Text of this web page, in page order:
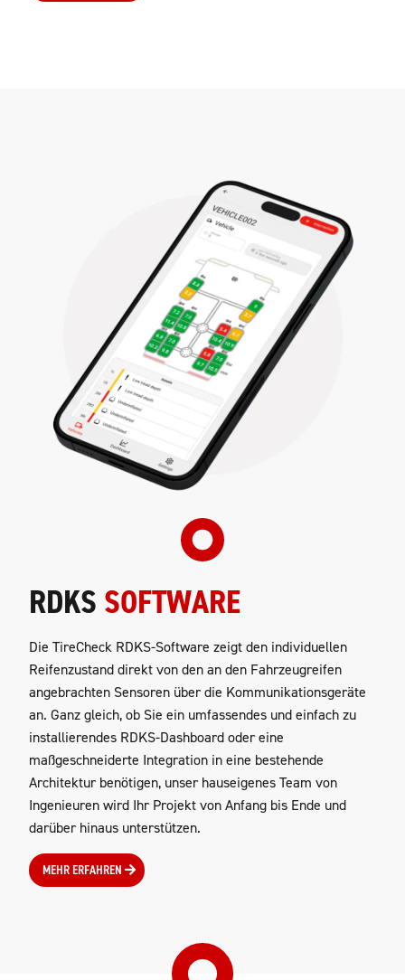
RDKS SOFTWARE
Die TireCheck RDKS-Software zeigt den individuellen
Reifenzustand direkt von den an den Fahrzeugreifen
angebrachten Sensoren über die Kommunikationsgeräte
an. Ganz gleich, ob Sie ein umfassendes und einfach zu
installierendes RDKS-Dashboard oder eine
maßgeschneiderte Integration in eine bestehende
Architektur benötigen, unser hauseigenes Team von
Ingenieuren wird Ihr Projekt von Anfang bis Ende und
darüber hinaus unterstützen.
MEHR ERFAHREN